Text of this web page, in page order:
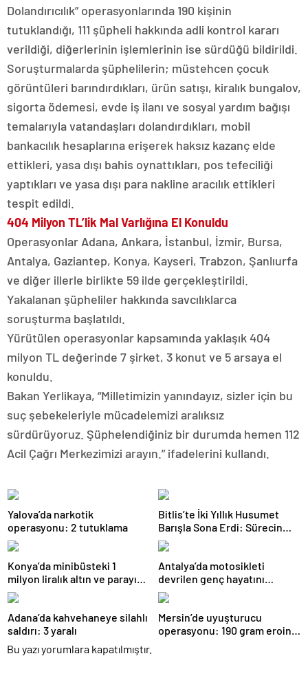
Dolandırıcılık” operasyonlarında 190 kişinin
tutuklandığı, 111 şüpheli hakkında adli kontrol kararı
verildiği, diğerlerinin işlemlerinin ise sürdüğü bildirildi.
Soruşturmalarda şüphelilerin; müstehcen çocuk
görüntüleri barındırdıkları, ürün satışı, kiralık bungalov,
sigorta ödemesi, evde iş ilanı ve sosyal yardım bağışı
temalarıyla vatandaşları dolandırdıkları, mobil
bankacılık hesaplarına erişerek haksız kazanç elde
ettikleri, yasa dışı bahis oynattıkları, pos tefeciliği
yaptıkları ve yasa dışı para nakline aracılık ettikleri
tespit edildi.
404 Milyon TL’lik Mal Varlığına El Konuldu
Operasyonlar Adana, Ankara, İstanbul, İzmir, Bursa,
Antalya, Gaziantep, Konya, Kayseri, Trabzon, Şanlıurfa
ve diğer illerle birlikte 59 ilde gerçekleştirildi.
Yakalanan şüpheliler hakkında savcılıklarca
soruşturma başlatıldı.
Yürütülen operasyonlar kapsamında yaklaşık 404
milyon TL değerinde 7 şirket, 3 konut ve 5 arsaya el
konuldu.
Bakan Yerlikaya, “Milletimizin yanındayız, sizler için bu
suç şebekeleriyle mücadelemizi aralıksız
sürdürüyoruz. Şüphelendiğiniz bir durumda hemen 112
Acil Çağrı Merkezimizi arayın.” ifadelerini kullandı.
Yalova’da narkotik
operasyonu: 2 tutuklama
Bitlis’te İki Yıllık Husumet
Barışla Sona Erdi: Sürecin
Başrolünde Atmanega Aşireti
Lideri Hasan Açık Vardı
Konya’da minibüsteki 1
milyon liralık altın ve parayı
çalan 5 şüpheli 3 ilde
yakalandı
Antalya’da motosikleti
devrilen genç hayatını
kaybetti
Adana’da kahvehaneye silahlı
saldırı: 3 yaralı
Mersin’de uyuşturucu
operasyonu: 190 gram eroin
Bu yazı yorumlara kapatılmıştır.